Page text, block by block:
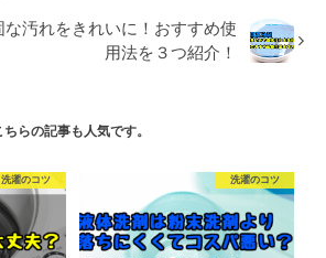
汚れをきれいに！おすすめ使
用法を３つ紹介！
ちらの記事も人気です。
洗濯のコツ 洗濯のコツ